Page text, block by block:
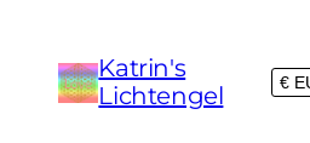
Katrin's
Lichtengel